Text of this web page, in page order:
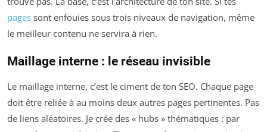
pages sont enfouies sous trois niveaux de navigation, même
le meilleur contenu ne servira à rien.
Maillage interne : le réseau invisible
Le maillage interne, c’est le ciment de ton SEO. Chaque page
doit être reliée à au moins deux autres pages pertinentes. Pas
de liens aléatoires. Je crée des « hubs » thématiques : par